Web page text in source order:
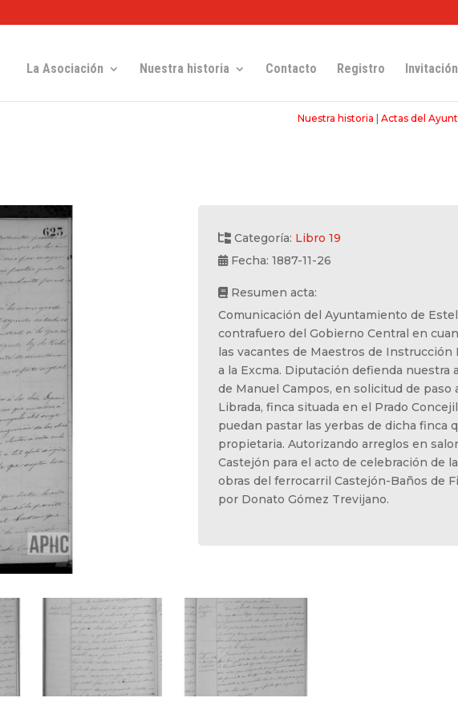
La Asociación Nuestra historia Contacto Registro Invitación
Nuestra historia Actas del
Categoría: Libro 19
Fecha: 1887-11-26
Resumen acta:
Comunicación del Ayuntamiento de
contrafuero del Gobierno Central en
las vacantes de Maestros de Instrucción
a la Excma. Diputación defienda nuestra
de Manuel Campos, en solicitud de paso
Librada, finca situada en el Prado
puedan pastar las yerbas de dicha finca
propietaria. Autorizando arreglos en
Castejón para el acto de celebración de
obras del ferrocarril Castejón-Baños de
por Donato Gómez Trevijano.